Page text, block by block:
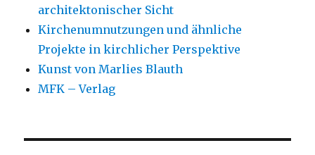
architektonischer Sicht
Kirchenumnutzungen und ähnliche
Projekte in kirchlicher Perspektive
Kunst von Marlies Blauth
MFK – Verlag